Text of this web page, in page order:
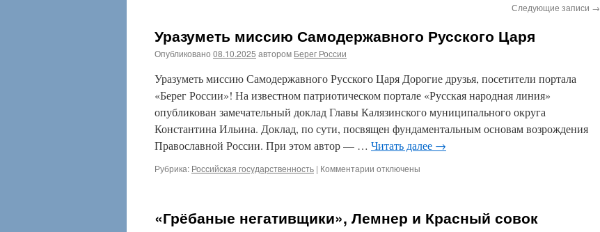
Следующие записи →
Уразуметь миссию Самодержавного Русского Царя
Опубликовано 08.10.2025 автором Берег России
Уразуметь миссию Самодержавного Русского Царя Дорогие друзья, посетители портала
«Берег России»! На известном патриотическом портале «Русская народная линия»
опубликован замечательный доклад Главы Калязинского муниципального округа
Константина Ильина. Доклад, по сути, посвящен фундаментальным основам возрождения
Православной России. При этом автор — … Читать далее →
Рубрика: Российская государственность | Комментарии к
Самодержавного
отключены
«Грёбаные негативщики», Лемнер и Красный совок